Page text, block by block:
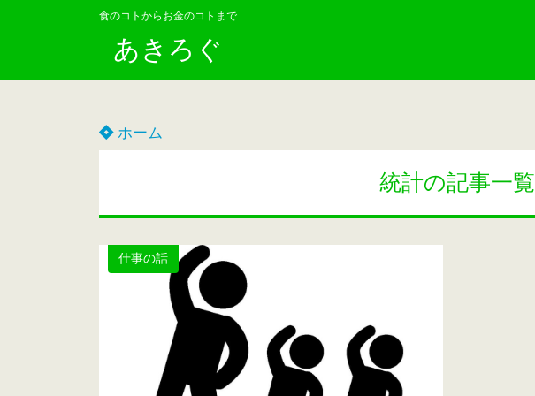
食のコトからお金のコトまで
あきろぐ
ホーム
統計の記事一覧
仕事の話